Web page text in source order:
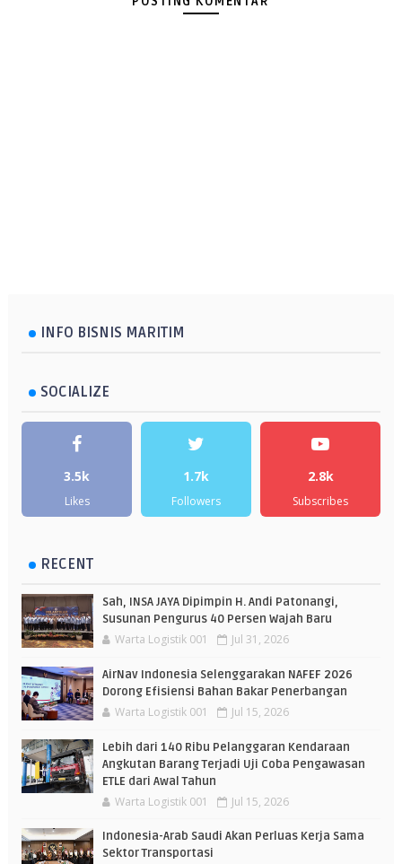
INFO BISNIS MARITIM
SOCIALIZE
3.5k
Likes
1.7k
Followers
2.8k
Subscribes
RECENT
Sah, INSA JAYA Dipimpin H. Andi Patonangi,
Susunan Pengurus 40 Persen Wajah Baru
Warta Logistik 001 Jul 31, 2026
AirNav Indonesia Selenggarakan NAFEF 2026
Dorong Efisiensi Bahan Bakar Penerbangan
Warta Logistik 001 Jul 15, 2026
Lebih dari 140 Ribu Pelanggaran Kendaraan
Angkutan Barang Terjadi Uji Coba Pengawasan
ETLE dari Awal Tahun
Warta Logistik 001 Jul 15, 2026
Indonesia-Arab Saudi Akan Perluas Kerja Sama
Sektor Transportasi